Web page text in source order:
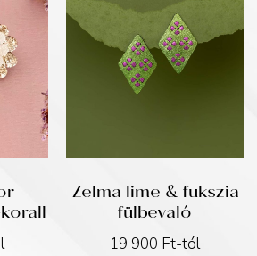
Zelma lime & fukszia
fülbevaló
19 900 Ft-tól